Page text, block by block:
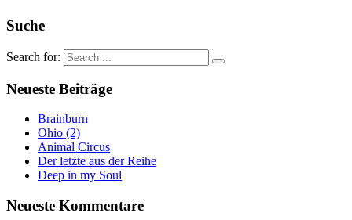
Suche
Search for:
Neueste Beiträge
Brainburn
Ohio (2)
Animal Circus
Der letzte aus der Reihe
Deep in my Soul
Neueste Kommentare